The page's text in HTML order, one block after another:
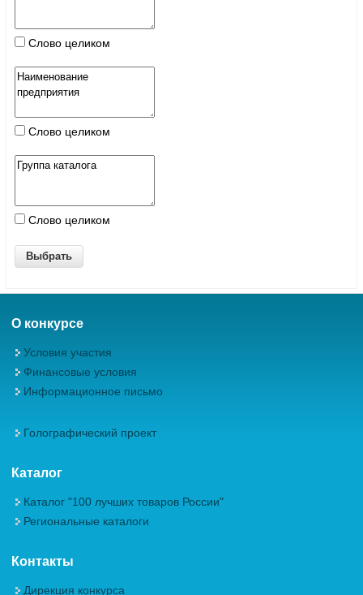
Слово целиком
Слово целиком
Слово целиком
О конкурсе
Условия участия
Финансовые условия
Информационное письмо
Голографический проект
Каталог
Каталог "100 лучших товаров России"
Региональные каталоги
Контакты
Дирекция конкурса